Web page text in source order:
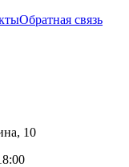
Обратная связь
10